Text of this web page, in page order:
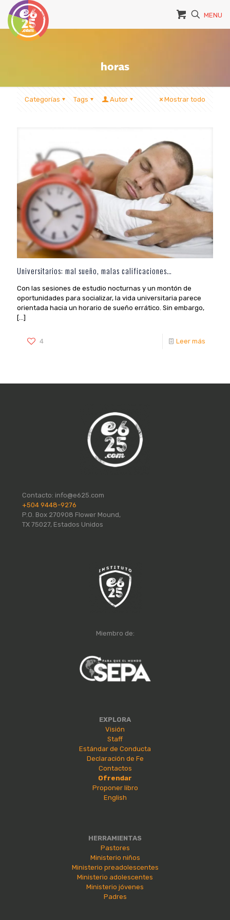
MENU
horas
Categorías Tags Autor Mostrar todo
Universitarios: mal sueño, malas calificaciones…
Con las sesiones de estudio nocturnas y un montón de
oportunidades para socializar, la vida universitaria parece
orientada hacia un horario de sueño errático. Sin embargo,
[…]
4 Leer más
Contacto: info@e625.com
+504 9448-9276
P.O. Box 270908 Flower Mound,
TX 75027, Estados Unidos
Miembro de:
EXPLORA
Visión
Staff
Estándar de Conducta
Declaración de Fe
Contactos
Ofrendar
Proponer libro
English
HERRAMIENTAS
Pastores
Ministerio niños
Ministerio preadolescentes
Ministerio adolescentes
Ministerio jóvenes
Padres